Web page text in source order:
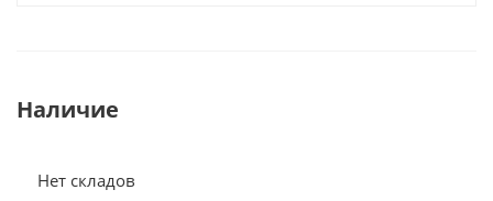
Наличие
Нет складов